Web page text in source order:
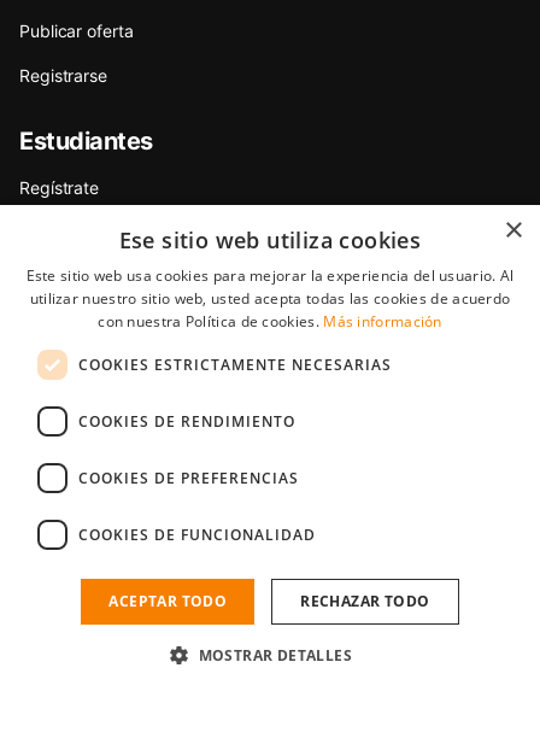
Publicar oferta
Registrarse
Estudiantes
Regístrate
Tips para Candidatos/as
Encuentra trabajo para estudiantes
Encuentra trabajo durante vacaciones
Encuentra prácticas en empresa
Encuentra trabajo en el extranjero
StudentJob International es una compañía subsidiaria de
YoungCapital • © 2026 • Todos los derechos reservados •
Términos de uso
4.0 - 75 reviews
×
Ese sitio web utiliza cookies
Este sitio web usa cookies para mejorar la experiencia del usuario. Al
utilizar nuestro sitio web, usted acepta todas las cookies de acuerdo
con nuestra Política de cookies. Más información
COOKIES ESTRICTAMENTE NECESARIAS
COOKIES DE RENDIMIENTO
COOKIES DE PREFERENCIAS
COOKIES DE FUNCIONALIDAD
ACEPTAR TODO RECHAZAR TODO
MOSTRAR DETALLES